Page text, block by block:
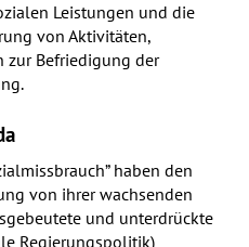
Leistungen und die
von Aktivitäten,
zur Befriedigung der
haben den
von ihrer wachsenden
und unterdrückte
Regierungspolitik)